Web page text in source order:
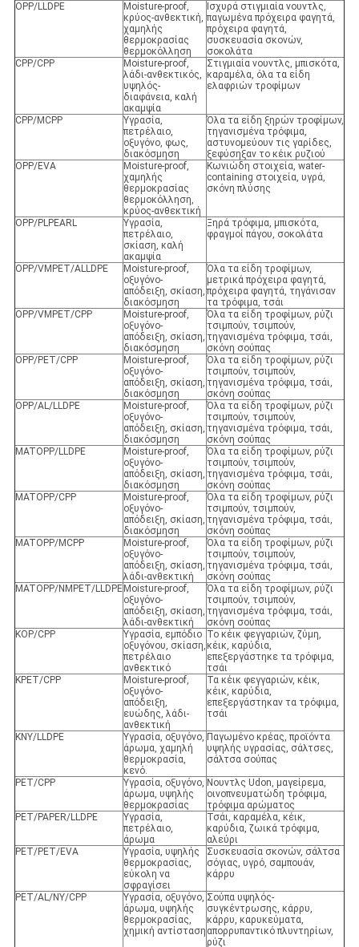
OPP/LLDPE
Moisture-proof,
κρύος-ανθεκτική,
χαμηλής
θερμοκρασίας
θερμοκόλληση
Ισχυρά στιγμιαία νουντλς,
παγωμένα πρόχειρα φαγητά,
πρόχειρα φαγητά,
συσκευασία σκονών,
σοκολάτα
CPP/CPP
Moisture-proof,
λάδι-ανθεκτικός,
υψηλός-
διαφάνεια, καλή
ακαμψία
Στιγμιαία νουντλς, μπισκότα,
καραμέλα, όλα τα είδη
ελαφριών τροφίμων
CPP/MCPP
Υγρασία,
πετρέλαιο,
οξυγόνο, φως,
διακόσμηση
Όλα τα είδη ξηρών τροφίμων,
τηγανισμένα τρόφιμα,
αστυνομεύουν τις γαρίδες,
ξεφύσηξαν το κέικ ρυζιού
OPP/EVA
Moisture-proof,
χαμηλής
θερμοκρασίας
θερμοκόλληση,
κρύος-ανθεκτική
Κωνιώδη στοιχεία, water-
containing στοιχεία, υγρά,
σκόνη πλύσης
OPP/PLPEARL
Υγρασία,
πετρέλαιο,
σκίαση, καλή
ακαμψία
Ξηρά τρόφιμα, μπισκότα,
φραγμοί πάγου, σοκολάτα
OPP/VMPET/ALLDPE
Moisture-proof,
οξυγόνο-
απόδειξη, σκίαση,
διακόσμηση
Όλα τα είδη τροφίμων,
μετρικά πρόχειρα φαγητά,
πρόχειρα φαγητά, τηγάνισαν
τα τρόφιμα, τσάι
OPP/VMPET/CPP
Moisture-proof,
οξυγόνο-
απόδειξη, σκίαση,
διακόσμηση
Όλα τα είδη τροφίμων, ρύζι
τσιμπούν, τσιμπούν,
τηγανισμένα τρόφιμα, τσάι,
σκόνη σούπας
OPP/PET/CPP
Moisture-proof,
οξυγόνο-
απόδειξη, σκίαση,
διακόσμηση
Όλα τα είδη τροφίμων, ρύζι
τσιμπούν, τσιμπούν,
τηγανισμένα τρόφιμα, τσάι,
σκόνη σούπας
OPP/AL/LLDPE
Moisture-proof,
οξυγόνο-
απόδειξη, σκίαση,
διακόσμηση
Όλα τα είδη τροφίμων, ρύζι
τσιμπούν, τσιμπούν,
τηγανισμένα τρόφιμα, τσάι,
σκόνη σούπας
MATOPP/LLDPE
Moisture-proof,
οξυγόνο-
απόδειξη, σκίαση,
διακόσμηση
Όλα τα είδη τροφίμων, ρύζι
τσιμπούν, τσιμπούν,
τηγανισμένα τρόφιμα, τσάι,
σκόνη σούπας
MATOPP/CPP
Moisture-proof,
οξυγόνο-
απόδειξη, σκίαση,
διακόσμηση
Όλα τα είδη τροφίμων, ρύζι
τσιμπούν, τσιμπούν,
τηγανισμένα τρόφιμα, τσάι,
σκόνη σούπας
MATOPP/MCPP
Moisture-proof,
οξυγόνο-
απόδειξη, σκίαση,
λάδι-ανθεκτική
Όλα τα είδη τροφίμων, ρύζι
τσιμπούν, τσιμπούν,
τηγανισμένα τρόφιμα, τσάι,
σκόνη σούπας
MATOPP/NMPET/LLDPE Moisture-proof,
οξυγόνο-
απόδειξη, σκίαση,
λάδι-ανθεκτική
Όλα τα είδη τροφίμων, ρύζι
τσιμπούν, τσιμπούν,
τηγανισμένα τρόφιμα, τσάι,
σκόνη σούπας
KOP/CPP
Υγρασία, εμπόδιο
οξυγόνου, σκίαση,
πετρέλαιο
ανθεκτικό
Το κέικ φεγγαριών, ζύμη,
κέικ, καρύδια,
επεξεργάστηκε τα τρόφιμα,
τσάι
KPET/CPP
Moisture-proof,
οξυγόνο-
απόδειξη,
ευώδης, λάδι-
ανθεκτική
Τα κέικ φεγγαριών, κέικ,
κέικ, καρύδια,
επεξεργάστηκαν τα τρόφιμα,
τσάι
KNY/LLDPE
Υγρασία, οξυγόνο,
άρωμα, χαμηλή
θερμοκρασία,
κενό.
Παγωμένο κρέας, προϊόντα
υψηλής υγρασίας, σάλτσες,
σάλτσα σούπας
PET/CPP
Υγρασία, οξυγόνο,
άρωμα, υψηλής
θερμοκρασίας
Νουντλς Udon, μαγείρεμα,
οινοπνευματώδη τρόφιμα,
τρόφιμα αρώματος
PET/PAPER/LLDPE
Υγρασία,
πετρέλαιο,
άρωμα
Τσάι, καραμέλα, κέικ,
καρύδια, ζωικά τρόφιμα,
αλεύρι
PET/PET/EVA
Υγρασία, υψηλής
θερμοκρασίας,
εύκολη να
σφραγίσει
Συσκευασία σκονών, σάλτσα
σόγιας, υγρό, σαμπουάν,
κάρρυ
PET/AL/NY/CPP
Υγρασία, οξυγόνο,
άρωμα, υψηλής
θερμοκρασίας,
χημική αντίσταση
Σούπα υψηλός-
συγκέντρωσης, κάρρυ,
κάρρυ, καρυκεύματα,
απορρυπαντικό πλυντηρίων,
ρύζι